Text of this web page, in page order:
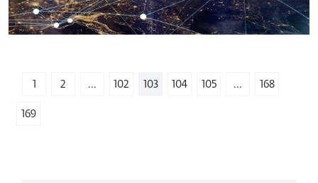
1 2 ... 102 103 104 105 ... 168
169